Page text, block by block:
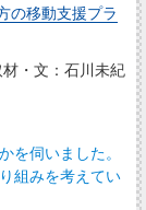
の移動支援プラ
材・文：石川未紀
を伺いました。
組みを考えてい